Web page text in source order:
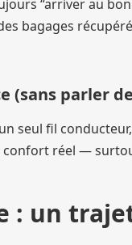
“arriver au
bagages
(sans parler
seul fil
réel —
: un